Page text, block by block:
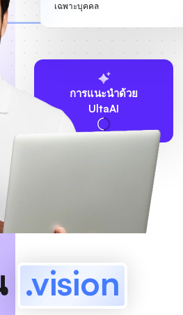
เฉพาะบุคคล
การแนะนำด้วย
UltaAI
.vision